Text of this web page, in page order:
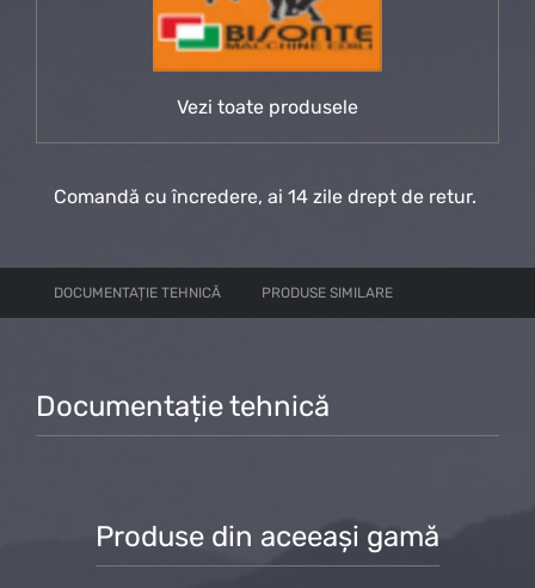
Vezi toate produsele
Comandă cu încredere, ai 14 zile drept de retur.
DOCUMENTAȚIE TEHNICĂ PRODUSE SIMILARE
Documentație tehnică
Produse din aceeași gamă